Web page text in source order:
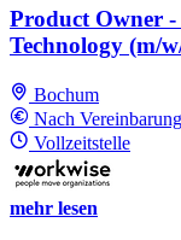
Product Owner
Technology (m/
Bochum
Nach Vereinbarung
Vollzeitstelle
mehr lesen